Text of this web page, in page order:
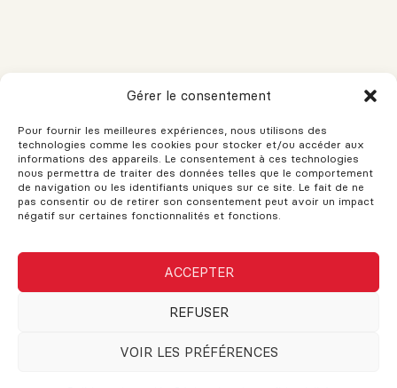
Gérer le consentement
Pour fournir les meilleures expériences, nous utilisons des
technologies comme les cookies pour stocker et/ou accéder aux
informations des appareils. Le consentement à ces technologies
nous permettra de traiter des données telles que le comportement
de navigation ou les identifiants uniques sur ce site. Le fait de ne
pas consentir ou de retirer son consentement peut avoir un impact
négatif sur certaines fonctionnalités et fonctions.
ACCEPTER
REFUSER
VOIR LES PRÉFÉRENCES
Commercial Gagnant-Gagnant
Devriez-vous louer ou acheter
votre maison ?
Comment évaluer la valeur
marchande d’une maison?